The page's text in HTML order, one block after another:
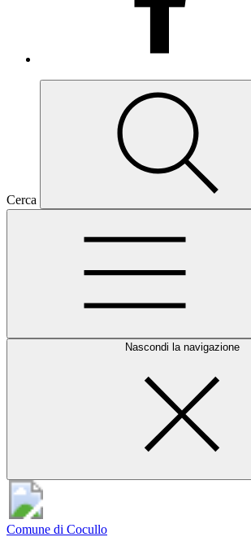
Cerca
Nascondi la navigazione
Comune di Cocullo